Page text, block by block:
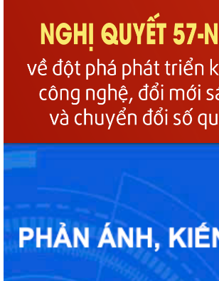
Phường Gia Viên tổ chức Hội nghị Bốc thăm di
48 chung cư cũ Đồng Quốc Bình và...
Phường Gia Viên dự trực tuyến Phiên họp
Chính phủ về phát triển khoa học,...